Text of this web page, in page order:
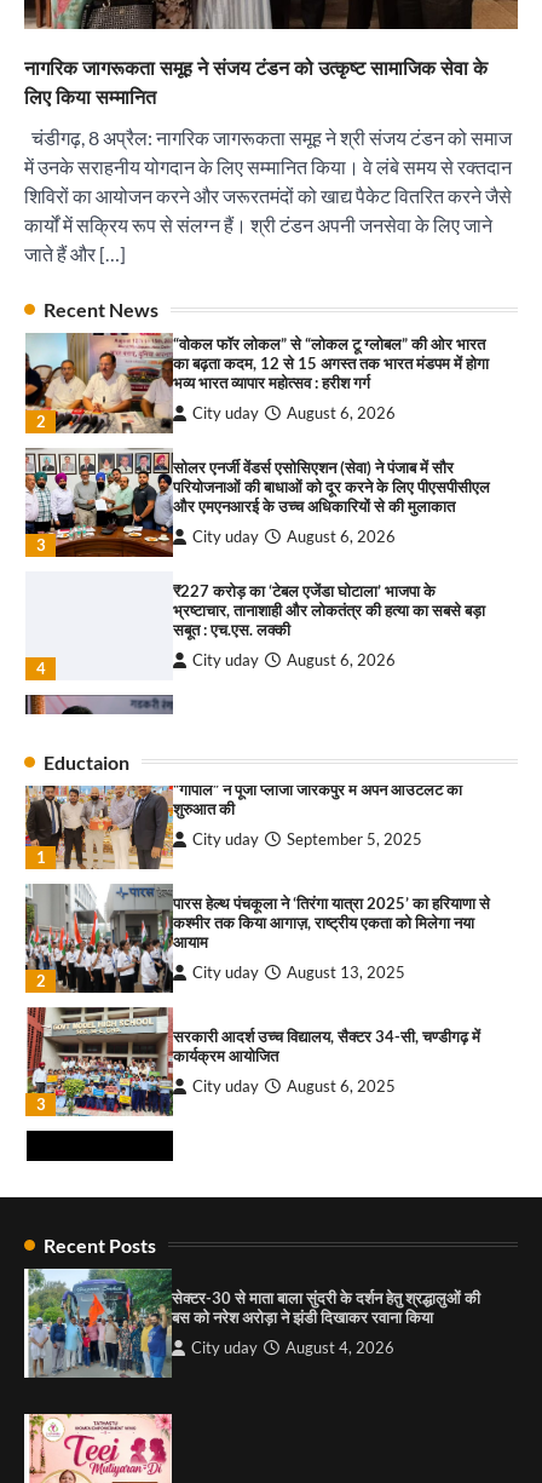
नागरिक जागरूकता समूह ने संजय टंडन को उत्कृष्ट सामाजिक सेवा के
लिए किया सम्मानित
चंडीगढ़, 8 अप्रैल: नागरिक जागरूकता समूह ने श्री संजय टंडन को समाज
में उनके सराहनीय योगदान के लिए सम्मानित किया। वे लंबे समय से रक्तदान
शिविरों का आयोजन करने और जरूरतमंदों को खाद्य पैकेट वितरित करने जैसे
कार्यों में सक्रिय रूप से संलग्न हैं। श्री टंडन अपनी जनसेवा के लिए जाने
जाते हैं और […]
Recent News
और एमएनआरई के उच्च अधिकारियों से की मुलाकात
4
सबूत : एच.एस. लक्की
City uday August 6, 2026
इंडियन नेशनल थियेटर द्वारा 9 अगस्त को होगा ‘वर्षा ऋतु
2
“वोकल फॉर लोकल” से “लोकल टू ग्लोबल” की ओर भारत
का बढ़ता कदम, 12 से 15 अगस्त तक भारत मंडपम में होगा
भव्य भारत व्यापार महोत्सव : हरीश गर्ग
City uday August 6, 2026
3
सोलर एनर्जी वेंडर्स एसोसिएशन (सेवा) ने पंजाब में सौर
परियोजनाओं की बाधाओं को दूर करने के लिए पीएसपीसीएल
और एमएनआरई के उच्च अधिकारियों से की मुलाकात
City uday August 6, 2026
4
₹227 करोड़ का ‘टेबल एजेंडा घोटाला’ भाजपा के
भ्रष्टाचार, तानाशाही और लोकतंत्र की हत्या का सबसे बड़ा
सबूत : एच.एस. लक्की
City uday August 6, 2026
1
“वोकल फॉर लोकल” से “लोकल टू ग्लोबल” की ओर भारत
का बढ़ता कदम, 12 से 15 अगस्त तक भारत मंडपम में होगा
भव्य भारत व्यापार महोत्सव : हरीश गर्ग
City uday August 6, 2026
3
सोलर एनर्जी वेंडर्स एसोसिएशन (सेवा) ने पंजाब में सौर
परियोजनाओं की बाधाओं को दूर करने के लिए पीएसपीसीएल
और एमएनआरई के उच्च अधिकारियों से की मुलाकात
City uday August 6, 2026
4
₹227 करोड़ का ‘टेबल एजेंडा घोटाला’ भाजपा के
भ्रष्टाचार, तानाशाही और लोकतंत्र की हत्या का सबसे बड़ा
सबूत : एच.एस. लक्की
Eductaion
2
पारस हेल्थ पंचकूला ने ‘तिरंगा यात्रा 2025’ का हरियाणा से
आयाम
City uday August 13, 2025
3
सरकारी आदर्श उच्च विद्यालय, सैक्टर 34-सी, चण्डीगढ़ में
कार्यक्रम आयोजित
City uday August 6, 2025
राहुल गाँधी ने खाई है वैश्विक मंच पर भारत को कमजोर करने
की कसम: देवशाली
City uday August 6, 2025
1
“गोपाल” ने पूजा प्लाजा जीरकपुर में अपने आउटलेट की
शुरुआत की
City uday September 5, 2025
2
पारस हेल्थ पंचकूला ने ‘तिरंगा यात्रा 2025’ का हरियाणा से
कश्मीर तक किया आगाज़, राष्ट्रीय एकता को मिलेगा नया
आयाम
City uday August 13, 2025
3
सरकारी आदर्श उच्च विद्यालय, सैक्टर 34-सी, चण्डीगढ़ में
कार्यक्रम आयोजित
City uday August 6, 2025
4
1
Recent Posts
सेक्टर-30 से माता बाला सुंदरी के दर्शन हेतु श्रद्धालुओं की
बस को नरेश अरोड़ा ने झंडी दिखाकर रवाना किया
City uday August 4, 2026